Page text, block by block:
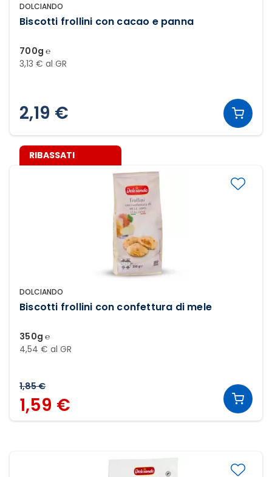
DOLCIANDO
Biscotti frollini con cacao e panna
700g ℮
3,13 € al GR
2,19 €
DOLCIANDO
Biscotti frollini con confettura di mele
350g ℮
4,54 € al GR
RIBASSATI
1,85 €
1,59 €